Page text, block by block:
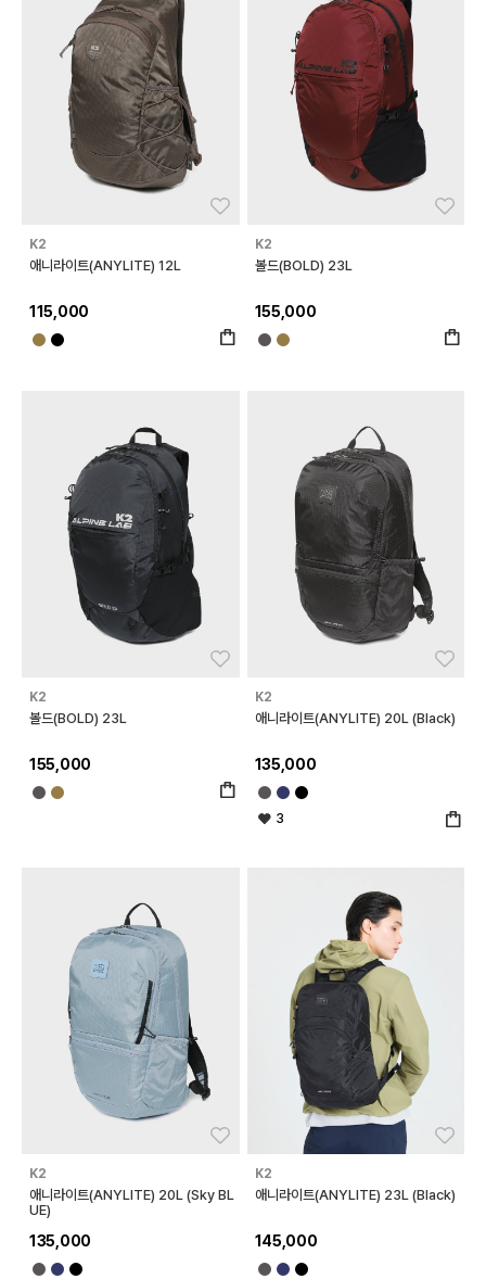
K2
애니라이트(ANYLITE) 12L
115,000
K2
볼드(BOLD) 23L
155,000
K2
볼드(BOLD) 23L
155,000
K2
애니라이트(ANYLITE) 20L (Black)
135,000
3
K2
애니라이트(ANYLITE) 20L (Sky BL
UE)
135,000
K2
애니라이트(ANYLITE) 23L (Black)
145,000